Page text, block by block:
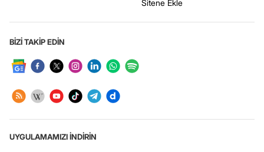
Sitene Ekle
BİZİ TAKİP EDİN
UYGULAMAMIZI İNDİRİN